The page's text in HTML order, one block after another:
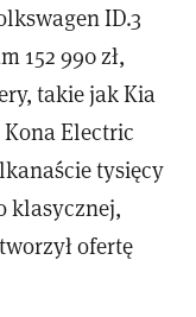
ID.3
152 990 zł,
takie jak Kia
Kona Electric
tysięcy
klasycznej,
ofertę